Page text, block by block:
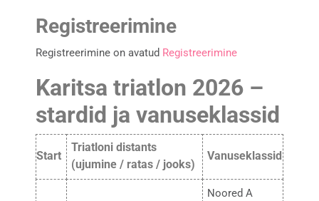
Registreerimine
Registreerimine on avatud Registreerimine
Karitsa triatlon 2026 –
stardid ja vanuseklassid
Start
Triatloni distants
(ujumine / ratas / jooks)
Vanuseklassid
Noored A